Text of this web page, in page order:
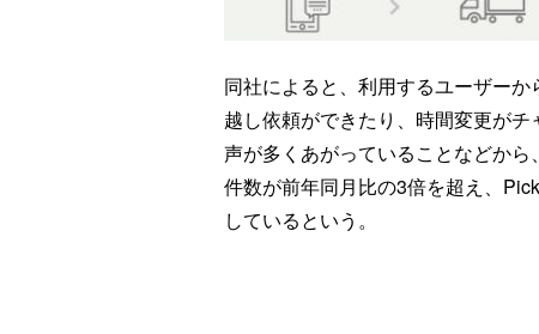
同社によると、利用するユーザー
越し依頼ができたり、時間変更が
声が多くあがっていることなどか
件数が前年同月比の3倍を超え、
しているという。